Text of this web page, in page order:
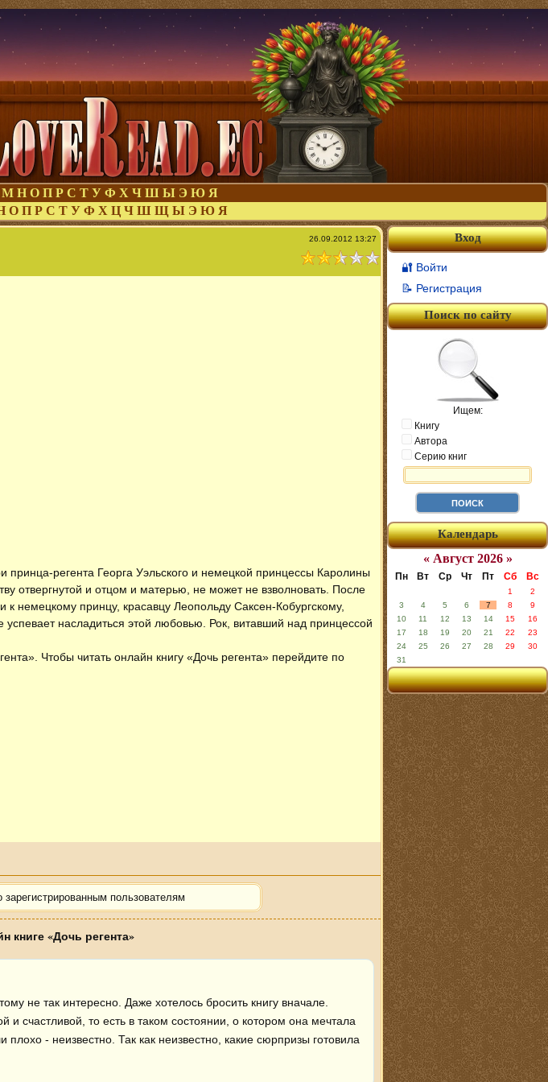
М Н О П Р С Т У Ф Х Ч Ш Ы Э Ю Я
О П Р С Т У Ф Х Ц Ч Ш Щ Ы Э Ю Я
26.09.2012 13:27
регента Георга Уэльского и немецкой принцессы Каролины
отвергнутой и отцом и матерью, не может не взволновать. После
немецкому принцу, красавцу Леопольду Саксен-Кобургскому,
насладиться этой любовью. Рок, витавший над принцессой
. Чтобы читать онлайн книгу «Дочь регента» перейдите по
пользователям
книге «Дочь регента»
не так интересно. Даже хотелось бросить книгу вначале.
счастливой, то есть в таком состоянии, о котором она мечтала
- неизвестно. Так как неизвестно, какие сюрпризы готовила
Вход
🔐 Войти
📝 Регистрация
Поиск по сайту
Ищем:
Книгу
Автора
Серию книг
Календарь
« Август 2026 »
Пн Вт Ср Чт Пт Сб Вс
1
2
3
4 5 6 7 8
9
10
11 12 13 14 15
16
17
18 19 20 21 22
23
24
25 26 27 28 29
30
31